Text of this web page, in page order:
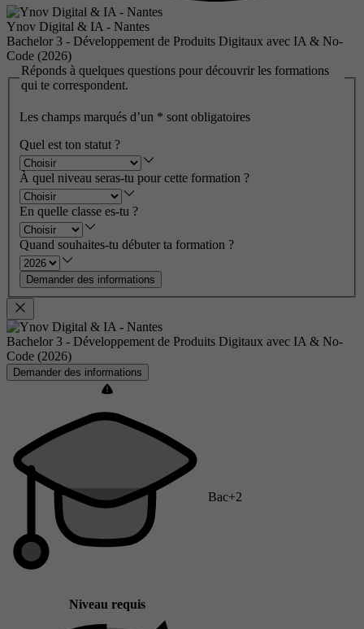
Ynov Digital & IA - Nantes
Bachelor 3 - Développement de Produits Digitaux avec IA & No-
Code (2026)
Réponds à quelques questions pour découvrir les formations
qui te correspondent.
Les champs marqués d’un * sont obligatoires
Quel est ton statut ?
À quel niveau seras-tu pour cette formation ?
En quelle classe es-tu ?
Quand souhaites-tu débuter ta formation ?
Demander des informations
Bachelor 3 - Développement de Produits Digitaux avec IA & No-
Code (2026)
Demander des informations
Niveau requis
Bac+2